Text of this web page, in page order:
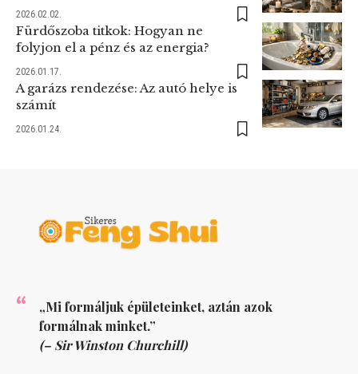
2026.02.02.
Fürdőszoba titkok: Hogyan ne
folyjon el a pénz és az energia?
2026.01.17.
A garázs rendezése: Az autó helye is
számít
2026.01.24.
„Mi formáljuk épületeinket, aztán azok
formálnak minket.”
(– Sir Winston Churchill)